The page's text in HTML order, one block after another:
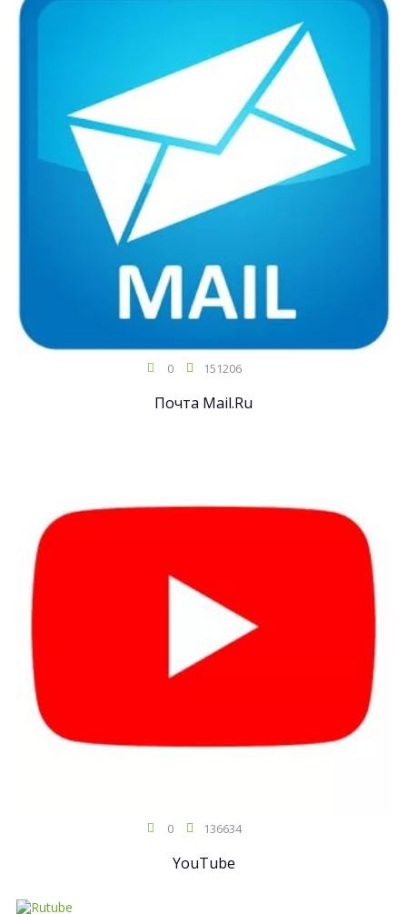
0 151206
Почта Mail.Ru
0 136634
YouTube